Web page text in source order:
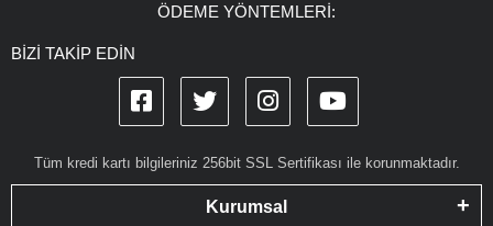
ÖDEME YÖNTEMLERİ:
BİZİ TAKİP EDİN
Tüm kredi kartı bilgileriniz 256bit SSL Sertifikası ile korunmaktadır.
Kurumsal